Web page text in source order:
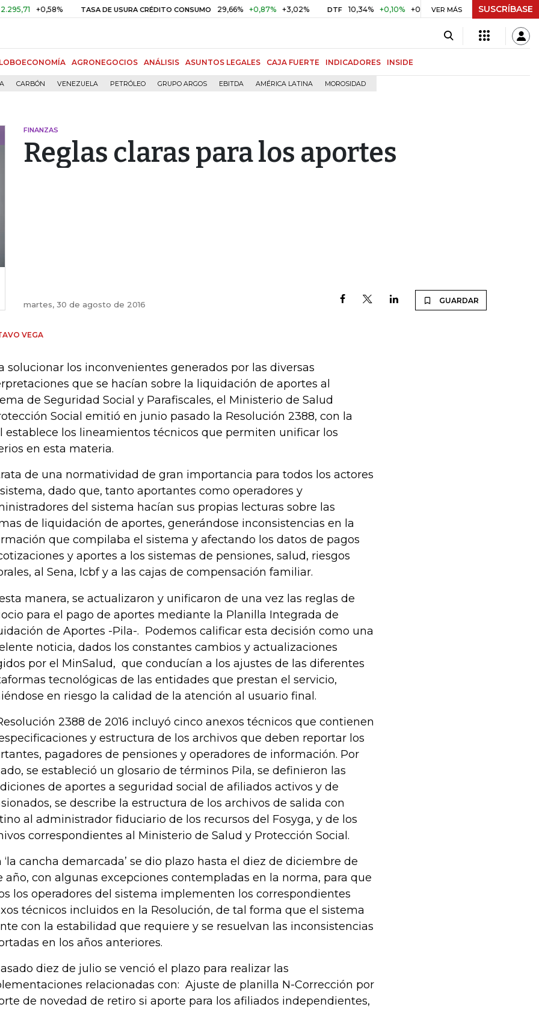
+0,58% TASA DE USURA CRÉDITO CONSUMO 29,66% +0,87% +3,02% DTF 10,34% +0,10% +0,98% UVR $ 416,86 +$ 0,05 +0,01%
VER MÁS SUSCRÍBASE
AGRONEGOCIOS ANÁLISIS ASUNTOS LEGALES CAJA FUERTE INDICADORES INSIDE
CARBÓN VENEZUELA PETRÓLEO GRUPO ARGOS EBITDA AMÉRICA LATINA MOROSIDAD
FINANZAS
Reglas claras para los aportes
martes, 30 de agosto de 2016 GUARDAR
VEGA
solucionar los inconvenientes generados por las diversas
que se hacían sobre la liquidación de aportes al
de Seguridad Social y Parafiscales, el Ministerio de Salud
Social emitió en junio pasado la Resolución 2388, con la
establece los lineamientos técnicos que permiten unificar los
en esta materia.
de una normatividad de gran importancia para todos los actores
dado que, tanto aportantes como operadores y
del sistema hacían sus propias lecturas sobre las
de liquidación de aportes, generándose inconsistencias en la
que compilaba el sistema y afectando los datos de pagos
y aportes a los sistemas de pensiones, salud, riesgos
al Sena, Icbf y a las cajas de compensación familiar.
manera, se actualizaron y unificaron de una vez las reglas de
para el pago de aportes mediante la Planilla Integrada de
de Aportes -Pila-. Podemos calificar esta decisión como una
noticia, dados los constantes cambios y actualizaciones
por el MinSalud, que conducían a los ajustes de las diferentes
tecnológicas de las entidades que prestan el servicio,
en riesgo la calidad de la atención al usuario final.
2388 de 2016 incluyó cinco anexos técnicos que contienen
y estructura de los archivos que deben reportar los
pagadores de pensiones y operadores de información. Por
se estableció un glosario de términos Pila, se definieron las
de aportes a seguridad social de afiliados activos y de
se describe la estructura de los archivos de salida con
al administrador fiduciario de los recursos del Fosyga, y de los
correspondientes al Ministerio de Salud y Protección Social.
‘la cancha demarcada’ se dio plazo hasta el diez de diciembre de
año, con algunas excepciones contempladas en la norma, para que
los operadores del sistema implementen los correspondientes
técnicos incluidos en la Resolución, de tal forma que el sistema
con la estabilidad que requiere y se resuelvan las inconsistencias
en los años anteriores.
diez de julio se venció el plazo para realizar las
relacionadas con: Ajuste de planilla N-Corrección por
de novedad de retiro si aporte para los afiliados independientes,